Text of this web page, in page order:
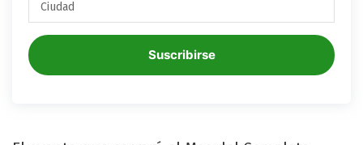
Suscribirse